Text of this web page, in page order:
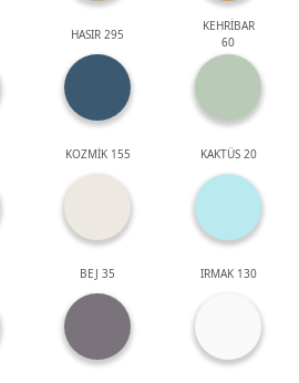
HASIR 295
KEHRİBAR
60
KOZMİK 155 KAKTÜS 20
BEJ 35 IRMAK 130